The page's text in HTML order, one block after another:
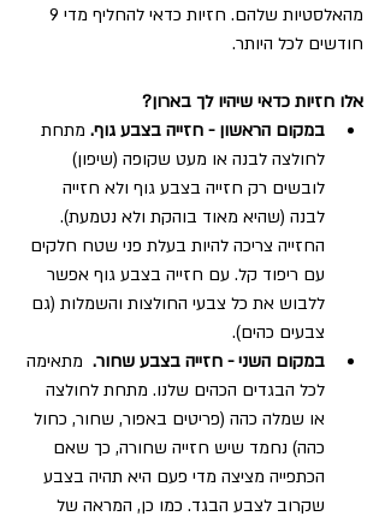
חודשים לכל היותר.
אלו חזיות כדאי שיהיו לך בארון?
במקום הראשון - חזייה בצבע גוף. מתחת
לחולצה לבנה או מעט שקופה (שיפון)
לובשים רק חזייה בצבע גוף ולא חזייה
לבנה (שהיא מאוד בוהקת ולא נטמעת).
החזייה צריכה להיות בעלת פני שטח חלקים
עם ריפוד קל. עם חזייה בצבע גוף אפשר
ללבוש את כל צבעי החולצות והשמלות (גם
צבעים כהים).
במקום השני - חזייה בצבע שחור. מתאימה
לכל הבגדים הכהים שלנו. מתחת לחולצה
או שמלה כהה (פריטים באפור, שחור, כחול
כהה) נחמד שיש חזייה שחורה, כך שאם
הכתפייה מציצה מדי פעם היא תהיה בצבע
שקרוב לצבע הבגד. כמו כן, המראה של